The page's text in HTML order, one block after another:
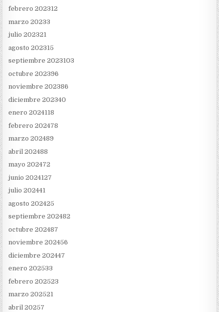
febrero 202312
marzo 20233
julio 202321
agosto 202315
septiembre 2023103
octubre 202396
noviembre 202386
diciembre 202340
enero 2024118
febrero 202478
marzo 202489
abril 202488
mayo 202472
junio 2024127
julio 202441
agosto 202425
septiembre 202482
octubre 202487
noviembre 202456
diciembre 202447
enero 202533
febrero 202523
marzo 202521
abril 20257